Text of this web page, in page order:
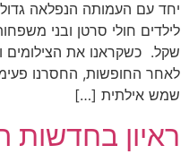
יחד עם העמותה הנפלאה
שקל. כשקראנו את
לאחר החופשות, החסרנו
שמש אילתית […]
ראיון בחדשות